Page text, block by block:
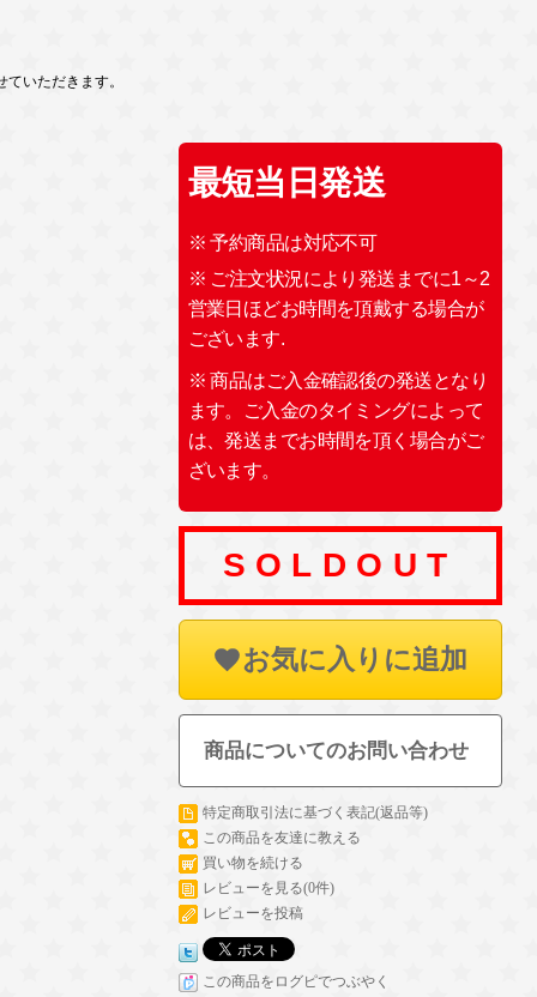
いただきます。
最短当日発送
※ 予約商品は対応不可
※ ご注文状況により発送までに1～2
営業日ほどお時間を頂戴する場合が
ございます.
※ 商品はご入金確認後の発送となり
ます。ご入金のタイミングによって
は、発送までお時間を頂く場合がご
ざいます。
SOLDOUT
お気に入りに追加
商品についてのお問い合わせ
特定商取引法に基づく表記(返品等)
この商品を友達に教える
買い物を続ける
レビューを見る(0件)
レビューを投稿
この商品をログピでつぶやく